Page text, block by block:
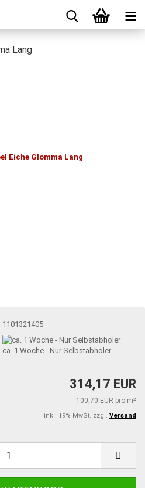
Lang
1101321405
ca. 1 Woche - Nur Selbstabholer
314,17 EUR
100,70 EUR pro m²
inkl. 19% MwSt. zzgl. Versand